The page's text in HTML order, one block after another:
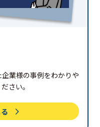
業様の事例をわかりや
さい。